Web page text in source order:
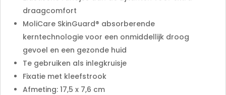
draagcomfort
MoliCare SkinGuard® absorberende
kerntechnologie voor een onmiddellijk droog
gevoel en een gezonde huid
Te gebruiken als inlegkruisje
Fixatie met kleefstrook
Afmeting: 17,5 x 7,6 cm